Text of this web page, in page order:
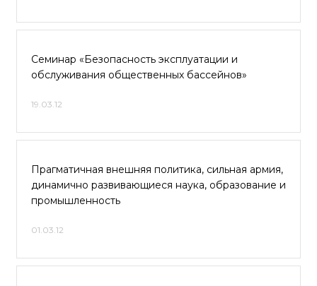
Cеминар «Безопасность эксплуатации и
обслуживания общественных бассейнов»
19.03.12
Прагматичная внешняя политика, сильная армия,
динамично развивающиеся наука, образование и
промышленность
01.03.12